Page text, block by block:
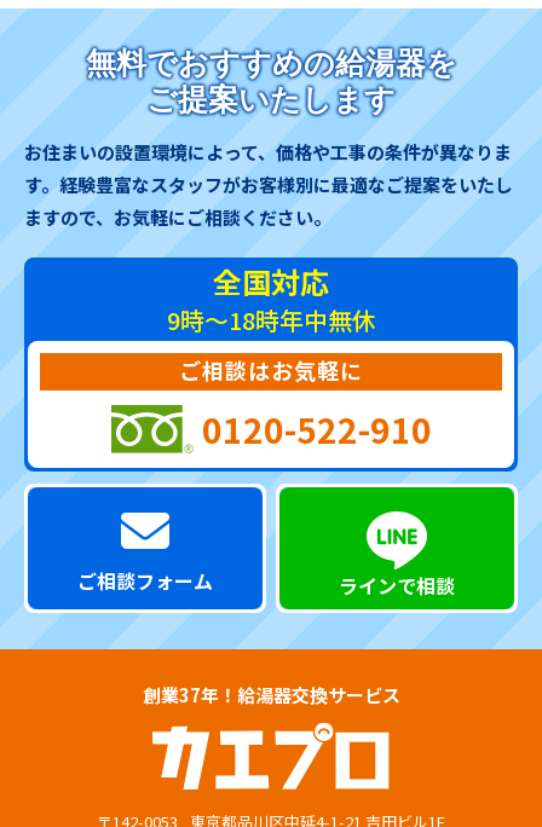
無料でおすすめの給湯器を
ご提案いたします
お住まいの設置環境によって、価格や工事の条件が異なりま
す。 経験豊富なスタッフがお客様別に最適なご提案をいたし
ますので、お気軽にご相談ください。
全国対応
9時～18時年中無休
ご相談はお気軽に
0120-522-910
ご相談フォーム ラインで相談
創業37年！給湯器交換サービス
〒142-0053 東京都品川区中延4-1-21 吉田ビル1F